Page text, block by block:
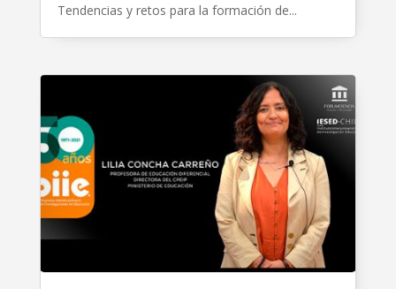
Tendencias y retos para la formación de...